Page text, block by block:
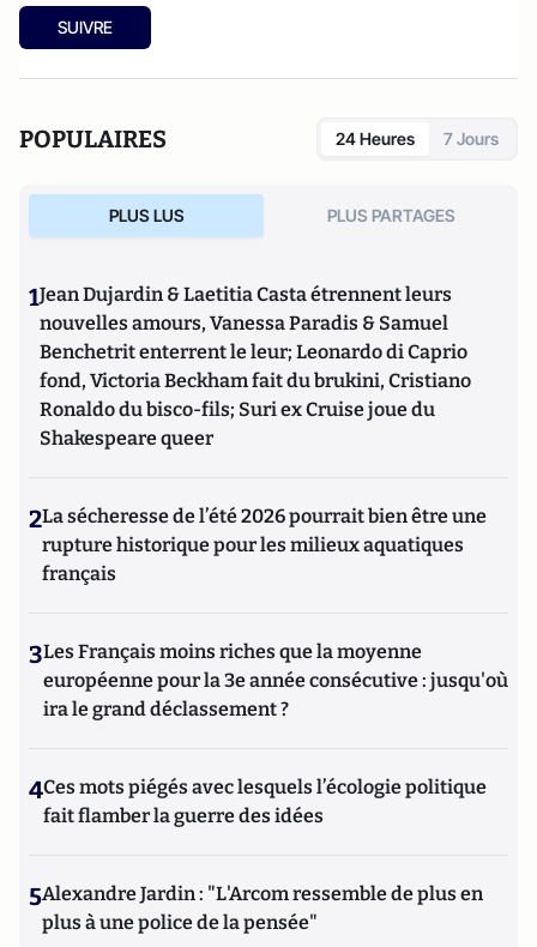
SUIVRE
POPULAIRES 24 Heures 7 Jours
PLUS LUS PLUS PARTAGES
1Jean Dujardin & Laetitia Casta étrennent leurs
nouvelles amours, Vanessa Paradis & Samuel
Benchetrit enterrent le leur; Leonardo di Caprio
fond, Victoria Beckham fait du brukini, Cristiano
Ronaldo du bisco-fils; Suri ex Cruise joue du
Shakespeare queer
2La sécheresse de l’été 2026 pourrait bien être une
rupture historique pour les milieux aquatiques
français
3Les Français moins riches que la moyenne
européenne pour la 3e année consécutive : jusqu'où
ira le grand déclassement ?
4Ces mots piégés avec lesquels l’écologie politique
fait flamber la guerre des idées
5Alexandre Jardin : "L'Arcom ressemble de plus en
plus à une police de la pensée"